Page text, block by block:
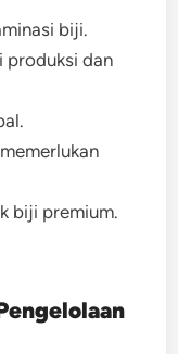
biji.
produksi dan
biji premium.